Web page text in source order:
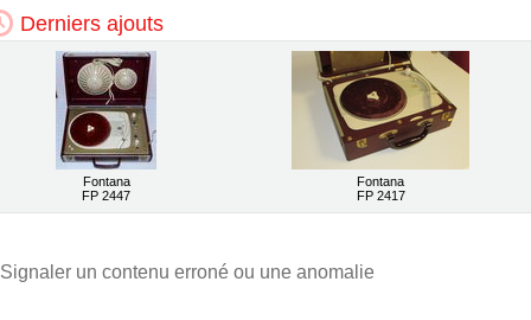
Derniers ajouts
Fontana
FP 2447
Fontana
FP 2417
Signaler un contenu erroné ou une anomalie